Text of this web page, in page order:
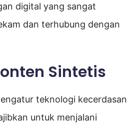
digital yang sangat
dan terhubung dengan
Sintetis
teknologi kecerdasan
untuk menjalani